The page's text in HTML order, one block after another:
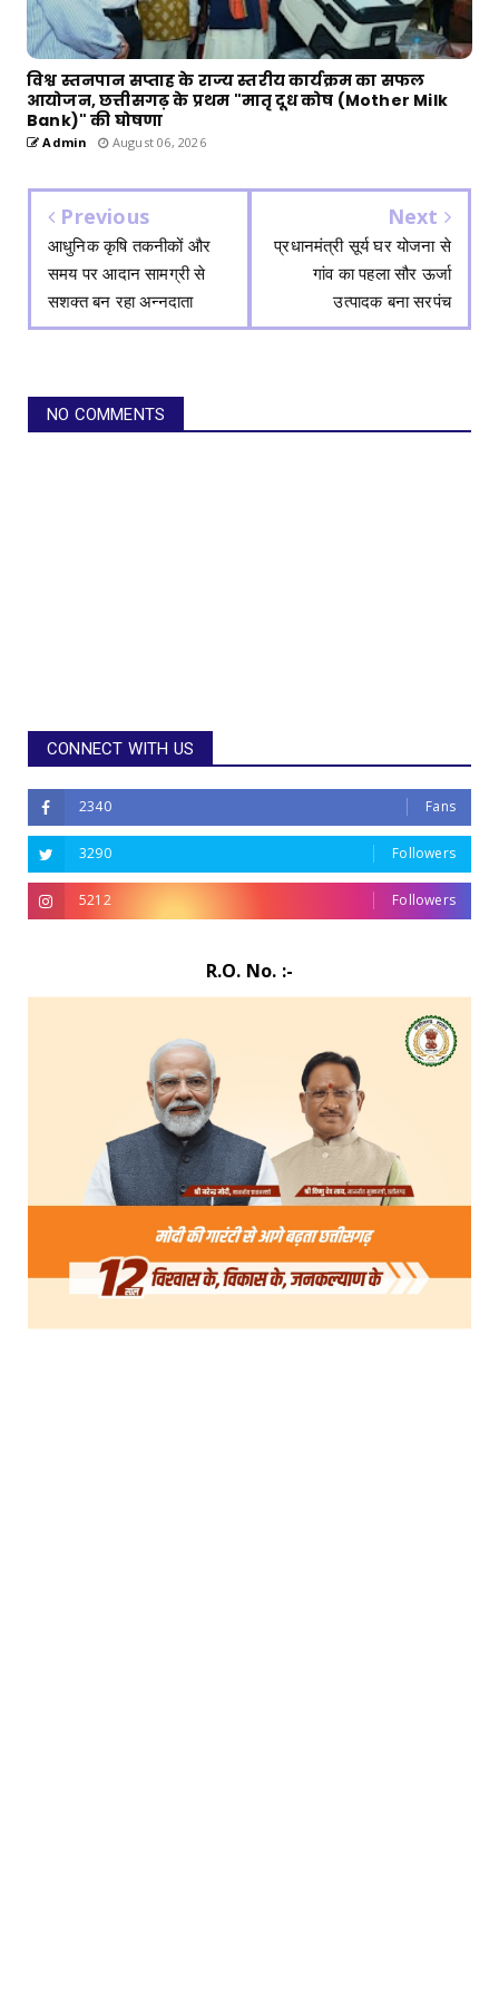
विश्व स्तनपान सप्ताह के राज्य स्तरीय कार्यक्रम का सफल
आयोजन, छत्तीसगढ़ के प्रथम "मातृ दूध कोष (Mother Milk
Bank)" की घोषणा
Admin August 06, 2026
Previous
आधुनिक कृषि तकनीकों और
समय पर आदान सामग्री से
सशक्त बन रहा अन्नदाता
Next
प्रधानमंत्री सूर्य घर योजना से
गांव का पहला सौर ऊर्जा
उत्पादक बना सरपंच
NO COMMENTS
CONNECT WITH US
2340 Fans
3290 Followers
5212 Followers
R.O. No. :-